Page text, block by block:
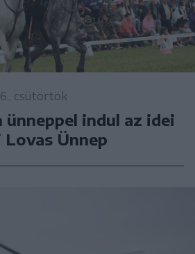
csütörtök
ünneppel indul az idei
Ünnep